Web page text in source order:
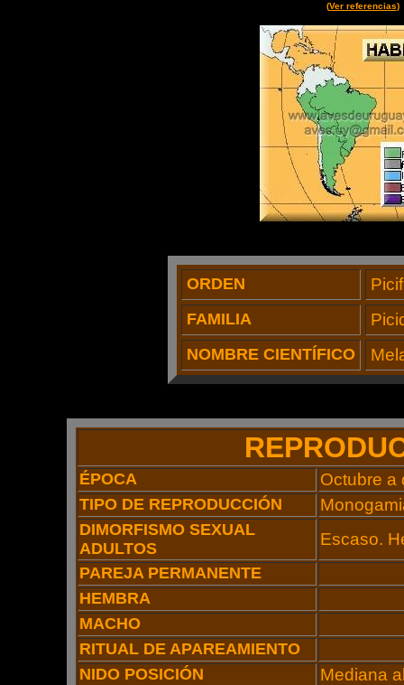
(Ver referencias)
ORDEN
FAMILIA
NOMBRE CIENTÍFICO
ÉPOCA Octubre a
TIPO DE REPRODUCCIÓN
DIMORFISMO SEXUAL
ADULTOS
Escaso.
PAREJA PERMANENTE
HEMBRA
MACHO
RITUAL DE APAREAMIENTO
NIDO POSICIÓN
Mediana